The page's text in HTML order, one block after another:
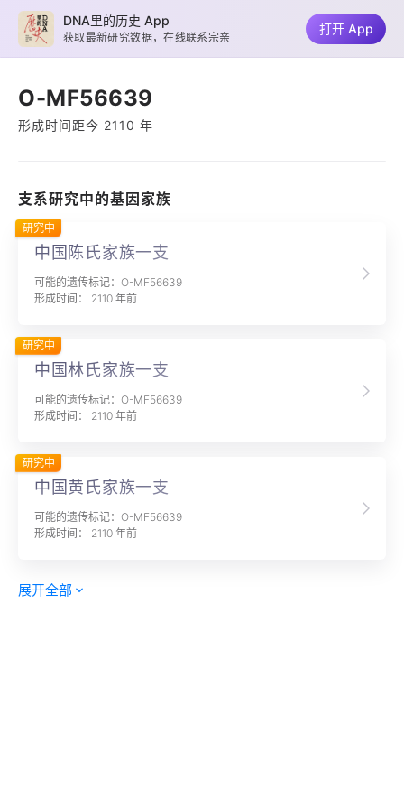
O-MF56639
形成时间距今 2110 年
支系研究中的基因家族
中国陈氏家族一支
可能的遗传标记：O-MF56639
形成时间： 2110 年前
研究中
中国林氏家族一支
可能的遗传标记：O-MF56639
形成时间： 2110 年前
研究中
中国黄氏家族一支
可能的遗传标记：O-MF56639
形成时间： 2110 年前
研究中
展开全部
DNA里的历史 App
获取最新研究数据，在线联系宗亲
打开 App